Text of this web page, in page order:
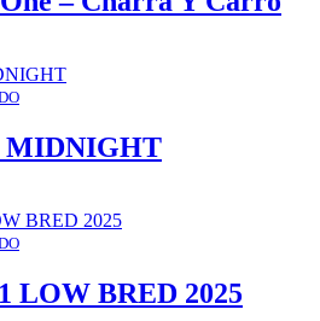
MIDNIGHT
LOW BRED 2025